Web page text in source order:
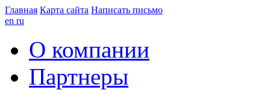
Главная Карта сайта Написать письмо
en ru
О компании
Партнеры